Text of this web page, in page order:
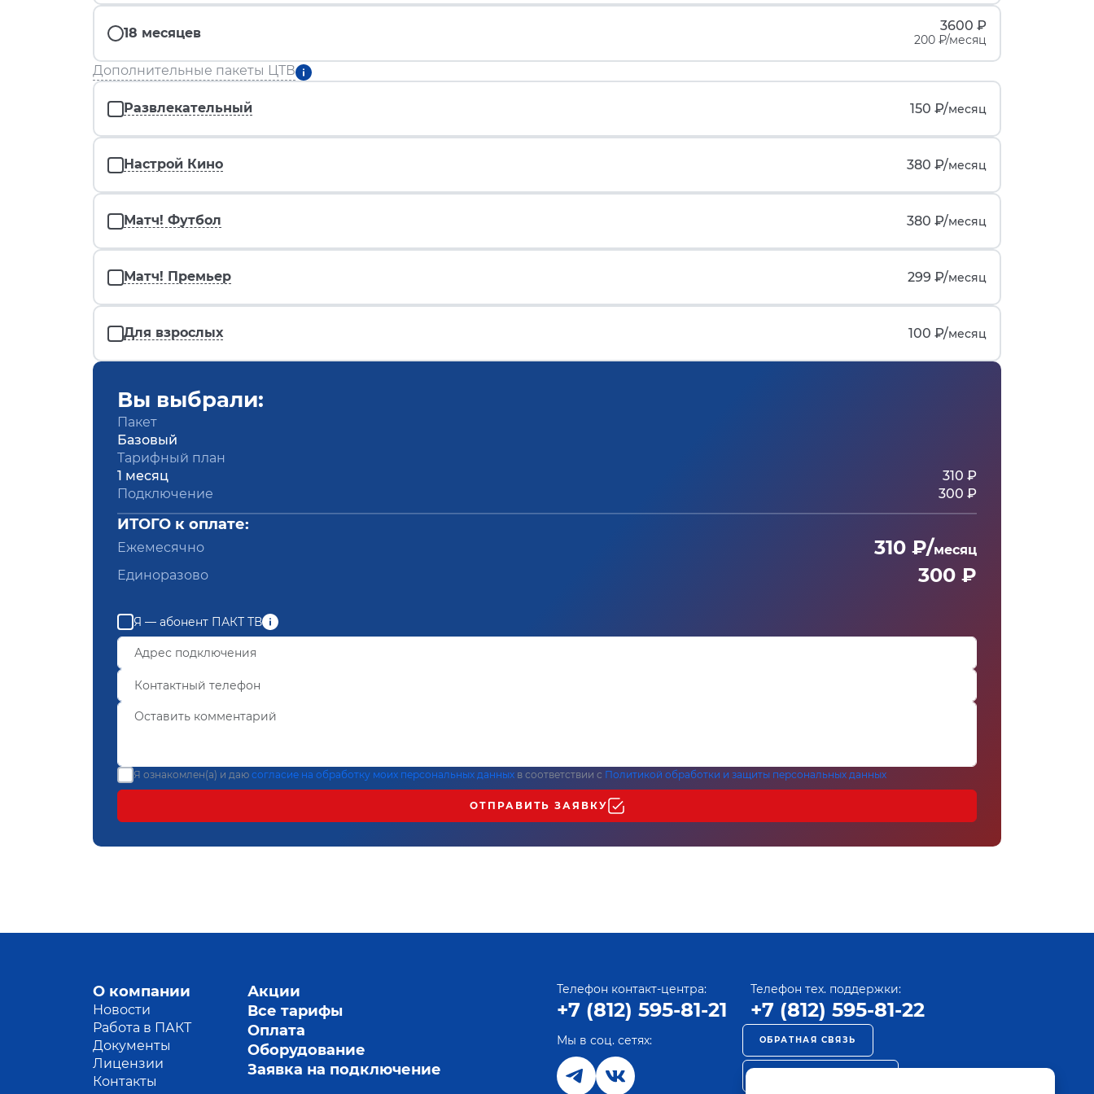
18 месяцев 3600 ₽
200 ₽/месяц
Дополнительные пакеты ЦТВ
Развлекательный 150 ₽/месяц
Настрой Кино 380 ₽/месяц
Матч! Футбол 380 ₽/месяц
Матч! Премьер 299 ₽/месяц
Для взрослых 100 ₽/месяц
Вы выбрали:
Пакет
Базовый
Тарифный план
1 месяц
310 ₽
Подключение
300 ₽
ИТОГО к оплате:
Ежемесячно 310 ₽/месяц
Единоразово
300 ₽
Я — абонент ПАКТ ТВ
Я ознакомлен(а) и даю согласие на обработку моих персональных данных в соответствии с Политикой обработки и защиты персональных данных
ОТПРАВИТЬ ЗАЯВКУ
О компании
Новости
Работа в ПАКТ
Документы
Лицензии
Контакты
Акции
Все тарифы
Оплата
Оборудование
Заявка на подключение
Телефон контакт-центра:
+7 (812) 595-81-21
Телефон тех. поддержки:
+7 (812) 595-81-22
Мы в соц. сетях: ОБРАТНАЯ СВЯЗЬ